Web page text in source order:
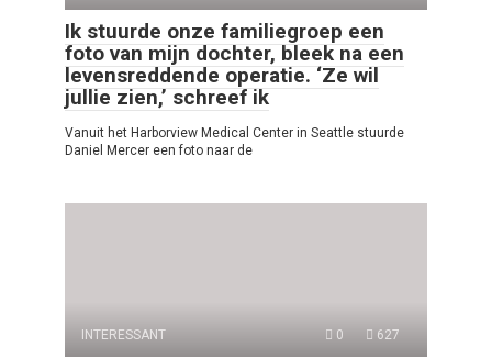
Ik stuurde onze familiegroep een
foto van mijn dochter, bleek na een
levensreddende operatie. ‘Ze wil
jullie zien,’ schreef ik
Vanuit het Harborview Medical Center in Seattle stuurde
Daniel Mercer een foto naar de
INTERESSANT 0 627